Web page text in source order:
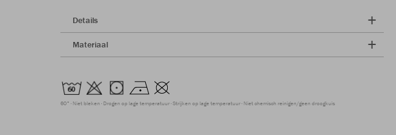
Details
Materiaal
60° Niet bleken Drogen op lage temperatuur Strijken op lage temperatuur Niet chemisch reinigen/geen droogkuis